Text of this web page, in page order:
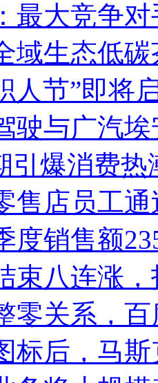
最大竞争
域生态低
人节”即将
驶与广汽
引爆消费
售店员工
度销售额
束八连涨
零关系，
标后，马